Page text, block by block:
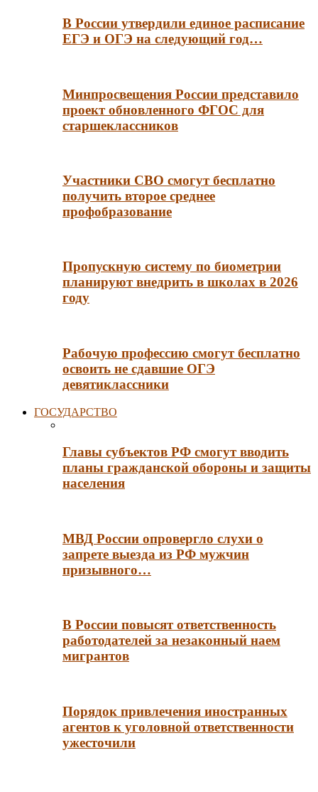
В России утвердили единое расписание
ЕГЭ и ОГЭ на следующий год…
Минпросвещения России представило
проект обновленного ФГОС для
старшеклассников
Участники СВО смогут бесплатно
получить второе среднее
профобразование
Пропускную систему по биометрии
планируют внедрить в школах в 2026
году
Рабочую профессию смогут бесплатно
освоить не сдавшие ОГЭ
девятиклассники
ГОСУДАРСТВО
Главы субъектов РФ смогут вводить
планы гражданской обороны и защиты
населения
МВД России опровергло слухи о
запрете выезда из РФ мужчин
призывного…
В России повысят ответственность
работодателей за незаконный наем
мигрантов
Порядок привлечения иностранных
агентов к уголовной ответственности
ужесточили